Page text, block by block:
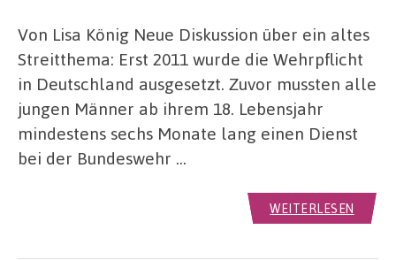
Von Lisa König Neue Diskussion über ein altes
Streitthema: Erst 2011 wurde die Wehrpflicht
in Deutschland ausgesetzt. Zuvor mussten alle
jungen Männer ab ihrem 18. Lebensjahr
mindestens sechs Monate lang einen Dienst
bei der Bundeswehr …
WEITERLESEN